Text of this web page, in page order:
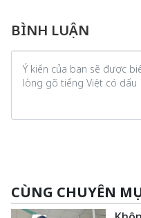
BÌNH LUẬN
CÙNG CHUYÊN